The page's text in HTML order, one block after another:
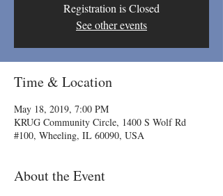
Registration is Closed
See other events
Time & Location
May 18, 2019, 7:00 PM
KRUG Community Circle, 1400 S Wolf Rd
#100, Wheeling, IL 60090, USA
About the Event